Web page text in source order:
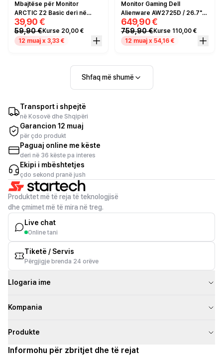
Mbajtëse për Monitor
ARCTIC Z2 Basic deri në
2x27" 8KG
39,90 €
59,90 €Kurse 20,00 €
12 muaj x 3,33 €
Monitor Gaming Dell
Alienware AW2725D / 26.7"/
Quad HD 2K QD OLED /
280Hz / 0.03ms /
HDMI+DP+USB- Blu e errët
649,90 €
759,90 €Kurse 110,00 €
12 muaj x 54,16 €
Shfaq më shumë
Transport i shpejtë
në Kosovë dhe Shqipëri
Garancion 12 muaj
për çdo produkt
Paguaj online me këste
deri në 36 këste pa interes
Ekipi i mbështetjes
çdo sekond pranë jush
Produktet më të reja të teknologjisë
dhe çmimet më të mira në treg.
Live chat
Online tani
Tiketë / Servis
Përgjigje brenda 24 orëve
Llogaria ime
Kompania
Produkte
Informohu për zbritjet dhe të rejat